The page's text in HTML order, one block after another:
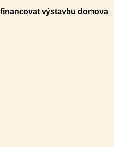
financovat výstavbu domova